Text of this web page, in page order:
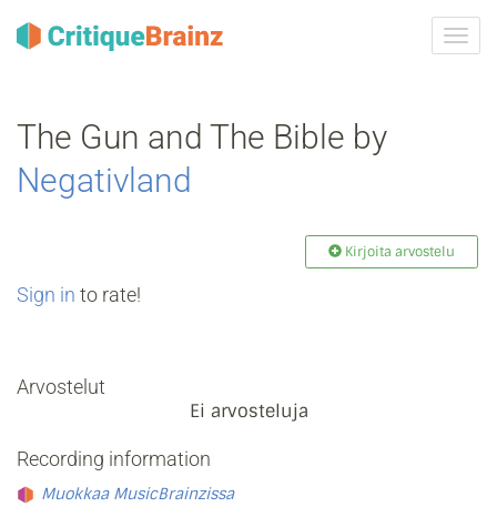
The Gun and The Bible by
Negativland
Kirjoita arvostelu
Sign in to rate!
Arvostelut
Ei arvosteluja
Recording information
Muokkaa MusicBrainzissa